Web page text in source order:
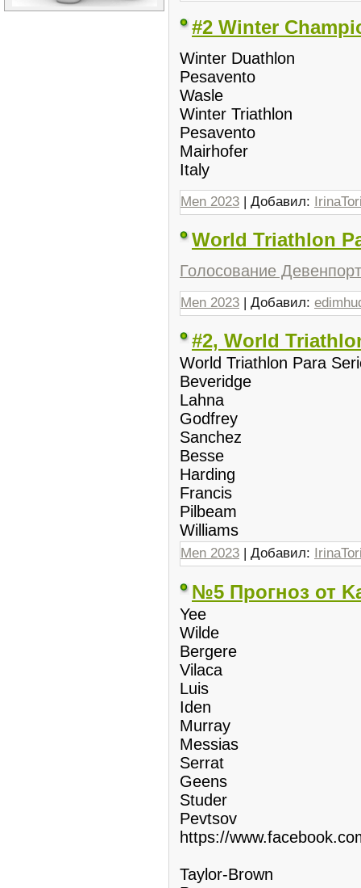
#2 Winter
Winter Duathlon
Pesavento
Wasle
Winter Triathlon
Pesavento
Mairhofer
Italy
Men 2023 | Добавил:
World Triathlon
Голосование Девенпорт
Men 2023 | Добавил:
#2, World
World Triathlon Para
Beveridge
Lahna
Godfrey
Sanchez
Besse
Harding
Francis
Pilbeam
Williams
Men 2023 | Добавил:
№5 Прогноз от
Yee
Wilde
Bergere
Vilaca
Luis
Iden
Murray
Messias
Serrat
Geens
Studer
Pevtsov
https://
Taylor-Brown